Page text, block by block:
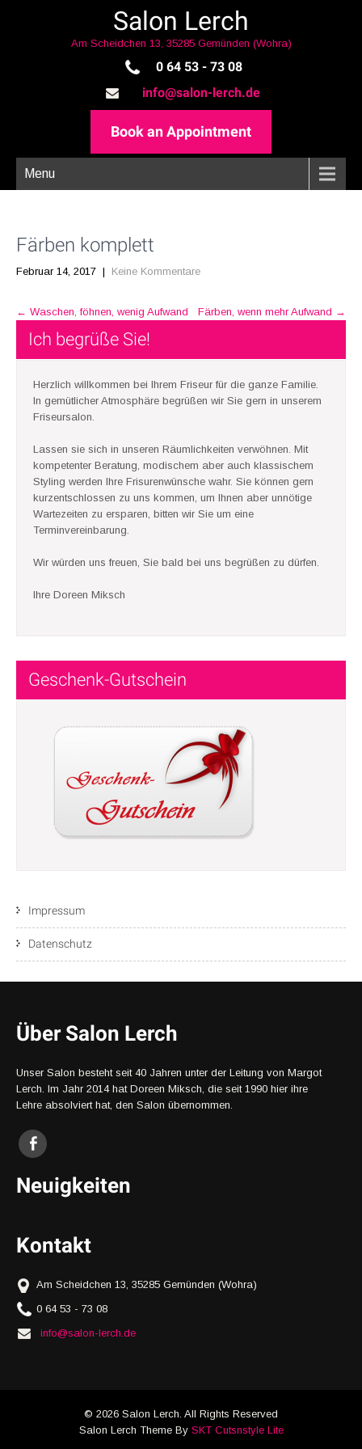
Salon Lerch
Am Scheidchen 13, 35285 Gemünden (Wohra)
0 64 53 - 73 08
info@salon-lerch.de
Book an Appointment
Menu
Färben komplett
Februar 14, 2017 | Keine Kommentare
Post
navigation
← Waschen, föhnen, wenig Aufwand Färben, wenn mehr Aufwand →
Ich begrüße Sie!
Herzlich willkommen bei Ihrem Friseur für die ganze Familie.
In gemütlicher Atmosphäre begrüßen wir Sie gern in unserem
Friseursalon.
Lassen sie sich in unseren Räumlichkeiten verwöhnen. Mit
kompetenter Beratung, modischem aber auch klassischem
Styling werden Ihre Frisurenwünsche wahr. Sie können gern
kurzentschlossen zu uns kommen, um Ihnen aber unnötige
Wartezeiten zu ersparen, bitten wir Sie um eine
Terminvereinbarung.
Wir würden uns freuen, Sie bald bei uns begrüßen zu dürfen.
Ihre Doreen Miksch
Geschenk-Gutschein
Impressum
Datenschutz
Über Salon Lerch
Unser Salon besteht seit 40 Jahren unter der Leitung von Margot
Lerch. Im Jahr 2014 hat Doreen Miksch, die seit 1990 hier ihre
Lehre absolviert hat, den Salon übernommen.
Neuigkeiten
Kontakt
Am Scheidchen 13, 35285 Gemünden (Wohra)
0 64 53 - 73 08
info@salon-lerch.de
© 2026 Salon Lerch. All Rights Reserved
Salon Lerch Theme By SKT Cutsnstyle Lite